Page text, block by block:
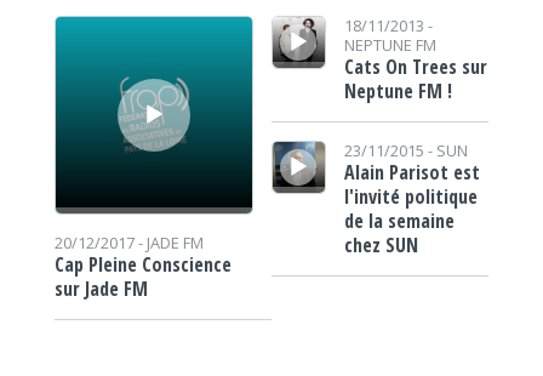
Lecteur audio
20/12/2017 - JADE FM
Cap Pleine Conscience
sur Jade FM
Lecteur audio18/11/2013 -
NEPTUNE FM
Cats On Trees sur
Neptune FM !
Lecteur audio
23/11/2015 - SUN
Alain Parisot est
l'invité politique
de la semaine
chez SUN